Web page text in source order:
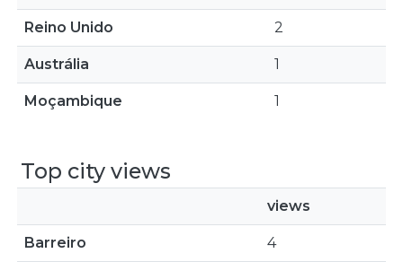
Reino Unido 2
Austrália 1
Moçambique 1
Top city views
views
Barreiro 4